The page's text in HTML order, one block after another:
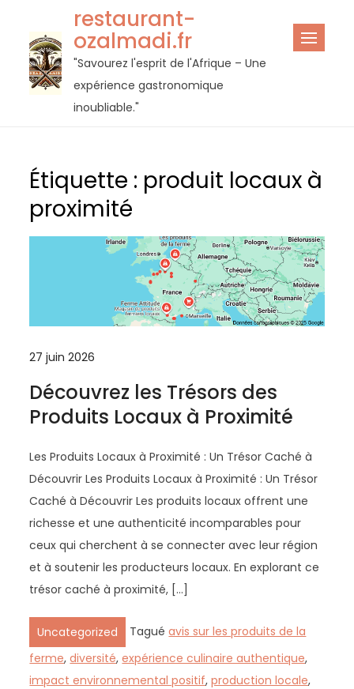
contenu
restaurant-
ozalmadi.fr
"Savourez l'esprit de l'Afrique – Une
expérience gastronomique
inoubliable."
Étiquette : produit locaux à
proximité
27 juin 2026
Découvrez les Trésors des
Produits Locaux à Proximité
Les Produits Locaux à Proximité : Un Trésor Caché à
Découvrir Les Produits Locaux à Proximité : Un Trésor
Caché à Découvrir Les produits locaux offrent une
richesse et une authenticité incomparables pour
ceux qui cherchent à se connecter avec leur région
et à soutenir les producteurs locaux. En explorant ce
trésor caché à proximité, […]
Uncategorized Taguéavis sur les produits de la
ferme,diversité,expérience culinaire authentique,
impact environnemental positif,production locale,